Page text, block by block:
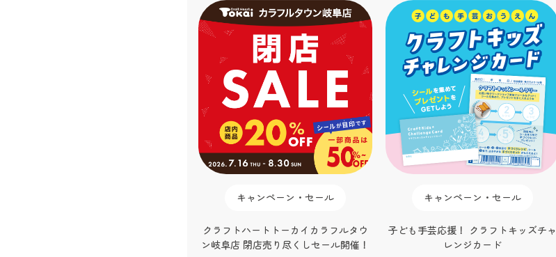
キャンペーン・セール
子ども手芸応援！ クラフトキッズチャ
レンジカード
イベント情報
シルバニアファミリーポップアップパ
ーク～森の手芸屋さん～ in 大宮アルシ